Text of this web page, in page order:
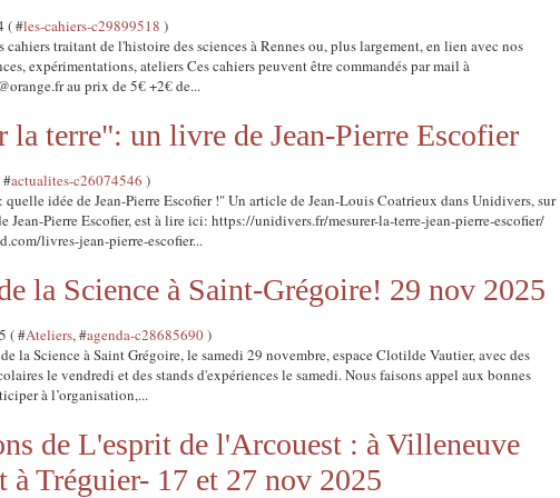
( #les-cahiers-c29899518 )
cahiers traitant de l'histoire des sciences à Rennes ou, plus largement, en lien avec nos
expérimentations, ateliers Ces cahiers peuvent être commandés par mail à
au prix de 5€ +2€ de...
la terre": un livre de Jean-Pierre Escofier
#actualites-c26074546 )
quelle idée de Jean-Pierre Escofier !" Un article de Jean-Louis Coatrieux dans Unidivers, sur
Jean-Pierre Escofier, est à lire ici: https://unidivers.fr/mesurer-la-terre-jean-pierre-escofier/
livres-jean-pierre-escofier...
la Science à Saint-Grégoire! 29 nov 2025
( #Ateliers, #agenda-c28685690)
la Science à Saint Grégoire, le samedi 29 novembre, espace Clotilde Vautier, avec des
le vendredi et des stands d'expériences le samedi. Nous faisons appel aux bonnes
à l’organisation,...
de L'esprit de l'Arcouest : à Villeneuve
à Tréguier- 17 et 27 nov 2025